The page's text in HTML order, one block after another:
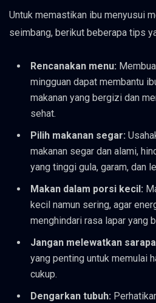
Untuk memastikan ibu menyusui
seimbang, berikut beberapa tips
Rencanakan menu:
mingguan dapat membantu
makanan yang bergizi dan
sehat.
Pilih makanan segar:
makanan segar dan alami,
yang tinggi gula, garam, dan
Makan dalam porsi kecil:
kecil namun sering, agar
menghindari rasa lapar yang
Jangan melewatkan
yang penting untuk memulai
cukup.
Dengarkan tubuh: